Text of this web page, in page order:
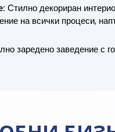
Стилно декориран
на всички процеси,
заредено заведение с